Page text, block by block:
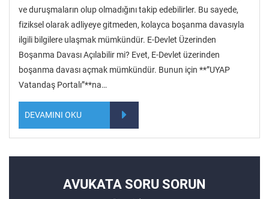
ve duruşmaların olup olmadığını takip edebilirler. Bu sayede,
fiziksel olarak adliyeye gitmeden, kolayca boşanma davasıyla
ilgili bilgilere ulaşmak mümkündür. E-Devlet Üzerinden
Boşanma Davası Açılabilir mi? Evet, E-Devlet üzerinden
boşanma davası açmak mümkündür. Bunun için **”UYAP
Vatandaş Portalı”**na…
DEVAMINI OKU
AVUKATA SORU SORUN